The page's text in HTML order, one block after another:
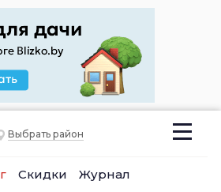
Выбрать район
Скидки Журнал